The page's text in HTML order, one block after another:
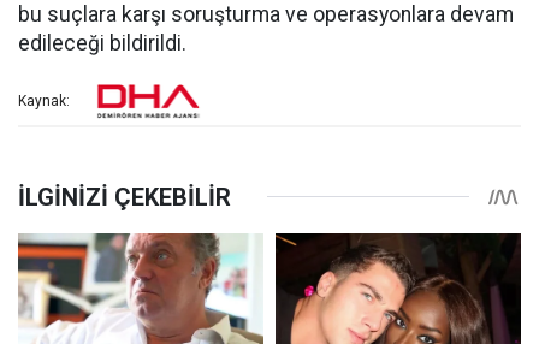
bu suçlara karşı soruşturma ve operasyonlara devam
edileceği bildirildi.
Kaynak: